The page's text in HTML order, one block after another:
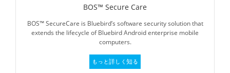
BOS™ Secure Care
BOS™ SecureCare is Bluebird’s software security solution that
extends the lifecycle of Bluebird Android enterprise mobile
computers.
もっと詳しく知る